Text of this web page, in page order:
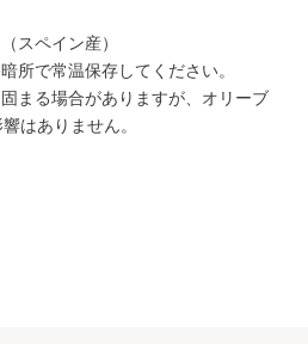
スペイン産）
所で常温保存してください。
まる場合がありますが、オリーブ
はありません。